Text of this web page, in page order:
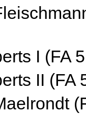
I (FA
II (FA